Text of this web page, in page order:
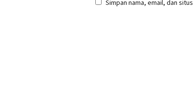
Simpan nama, email, dan